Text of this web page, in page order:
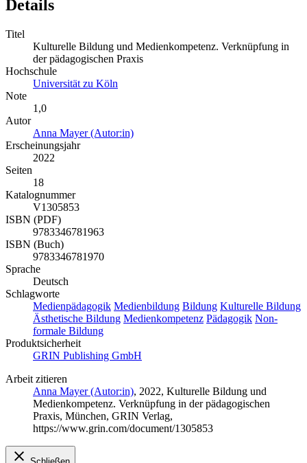
Details
Titel
Kulturelle Bildung und Medienkompetenz. Verknüpfung in
der pädagogischen Praxis
Hochschule
Universität zu Köln
Note
1,0
Autor
Anna Mayer (Autor:in)
Erscheinungsjahr
2022
Seiten
18
Katalognummer
V1305853
ISBN (PDF)
9783346781963
ISBN (Buch)
9783346781970
Sprache
Deutsch
Schlagworte
Medienpädagogik Medienbildung Bildung Kulturelle Bildung
Ästhetische Bildung Medienkompetenz Pädagogik Non-
formale Bildung
Produktsicherheit
GRIN Publishing GmbH
Arbeit zitieren
Anna Mayer (Autor:in), 2022, Kulturelle Bildung und
Medienkompetenz. Verknüpfung in der pädagogischen
Praxis, München, GRIN Verlag,
https://www.grin.com/document/1305853